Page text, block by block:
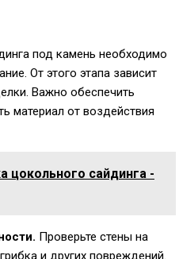
под камень необходимо
От этого этапа зависит
Важно обеспечить
материал от воздействия
цокольного сайдинга -
Проверьте стены на
и других повреждений.